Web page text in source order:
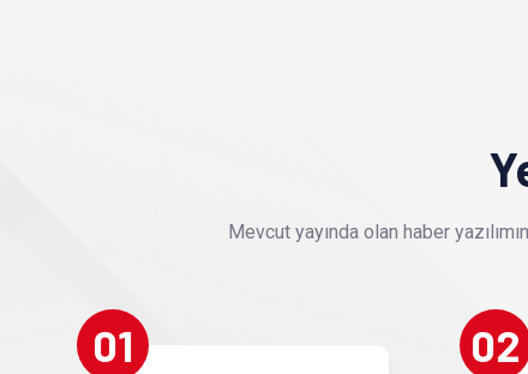
Mevcut yayında olan haber
01 02